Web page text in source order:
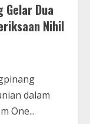
Gelar Dua
Nihil
dalam
One...